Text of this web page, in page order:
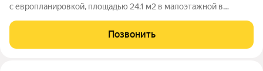
с европланировкой, площадью 24.1 м2 в малоэтажной в
м. Некрасовка. Возможен вариант покупки с использованием
ипотечных средств, есть
Позвонить